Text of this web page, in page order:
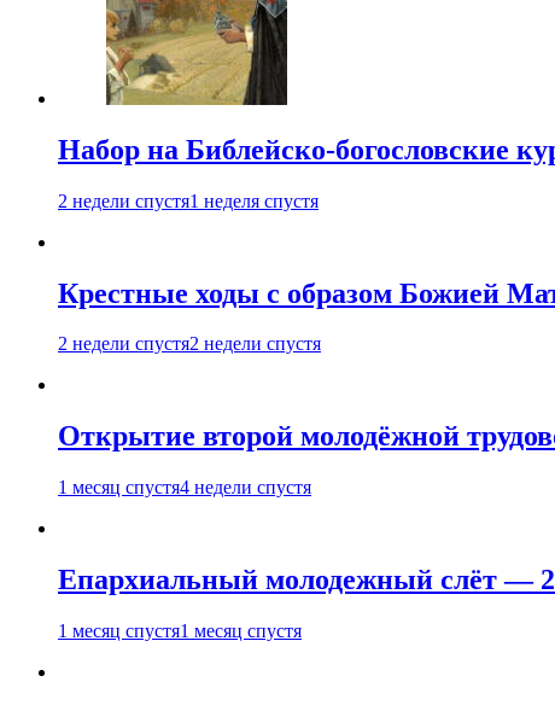
Набор на Библейско-богословские
2 недели спустя1 неделя спустя
Крестные ходы с образом Божией
2 недели спустя2 недели спустя
Открытие второй молодёжной
1 месяц спустя4 недели спустя
Епархиальный молодежный слёт —
1 месяц спустя1 месяц спустя